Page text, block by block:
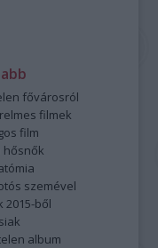
fővárosról
filmek
film
hősnők
szemével
2015-ből
album